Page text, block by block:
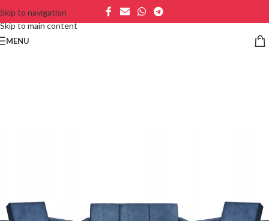
Skip to navigation
Skip to main content
MENU